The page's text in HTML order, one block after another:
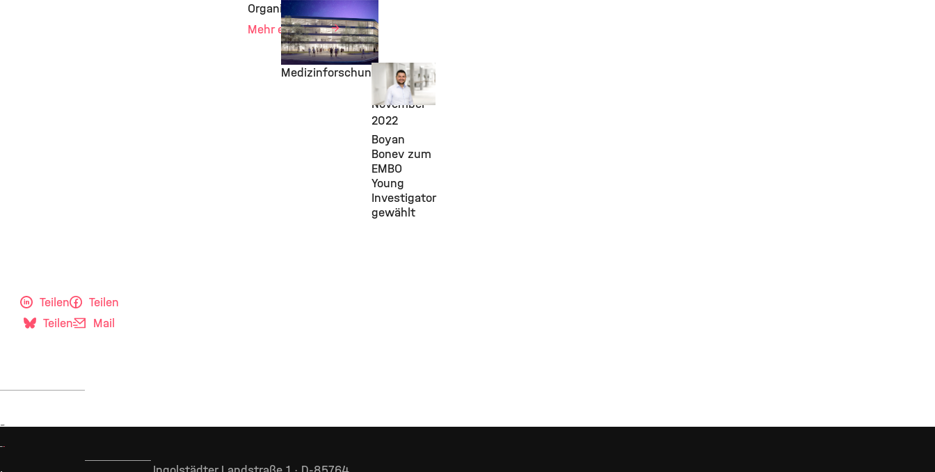
Pioneer Campus,
6. Juli 2023
Pioniere der
zukünftigen
Medizinforschung Awards &
Grants,22.
November
2022
Boyan
Bonev zum
EMBO
Young
Investigator
gewählt
Organisation für…
Mehr erfahren
Teilen
Teilen
Teilen
Mail